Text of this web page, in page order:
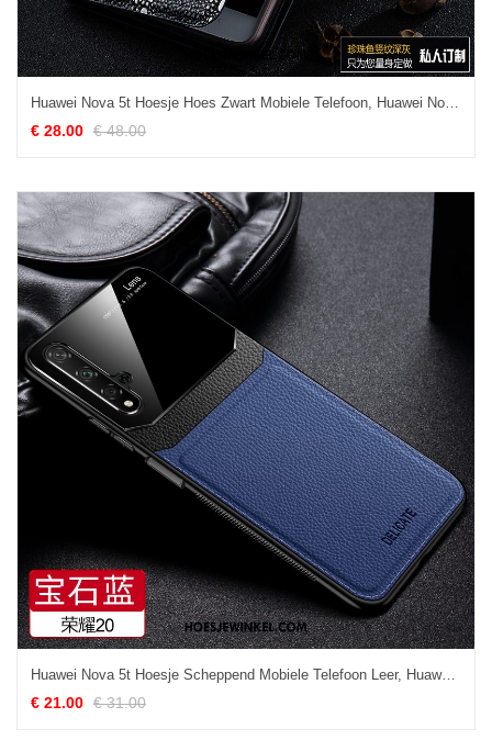
Huawei Nova 5t Hoesje Hoes Zwart Mobiele Telefoon, Huawei Nova 5t Hoesje Anti-fall All Inclusive
€ 28.00 € 48.00
Huawei Nova 5t Hoesje Scheppend Mobiele Telefoon Leer, Huawei Nova 5t Hoesje Bedrijf Blauw
€ 21.00 € 31.00